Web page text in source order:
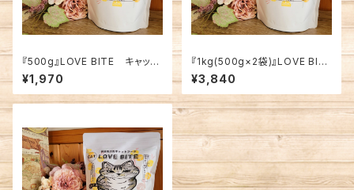
『500g』LOVE BITE キャット
【愛猫用】
¥1,970
『1kg(500g×2袋)』LOVE BIT
E キャット【愛猫用】
¥3,840